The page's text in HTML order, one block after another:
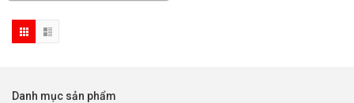
Danh mục sản phẩm